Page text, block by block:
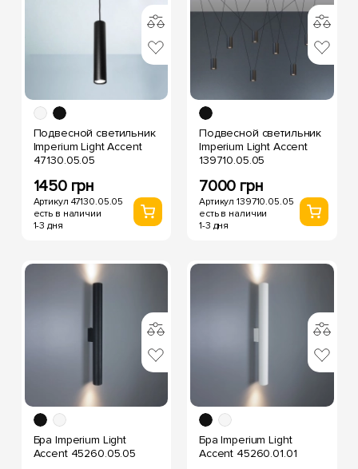
Подвесной светильник
Imperium Light Accent
47130.05.05
1450 грн
Артикул 47130.05.05
есть в наличии
1-3 дня
Подвесной светильник
Imperium Light Accent
139710.05.05
7000 грн
Артикул 139710.05.05
есть в наличии
1-3 дня
Бра Imperium Light
Accent 45260.05.05
Бра Imperium Light
Accent 45260.01.01